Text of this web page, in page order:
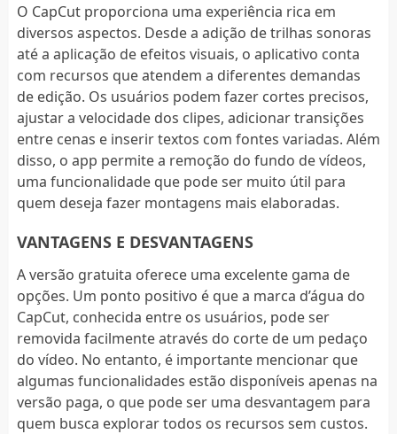
O CapCut proporciona uma experiência rica em
diversos aspectos. Desde a adição de trilhas sonoras
até a aplicação de efeitos visuais, o aplicativo conta
com recursos que atendem a diferentes demandas
de edição. Os usuários podem fazer cortes precisos,
ajustar a velocidade dos clipes, adicionar transições
entre cenas e inserir textos com fontes variadas. Além
disso, o app permite a remoção do fundo de vídeos,
uma funcionalidade que pode ser muito útil para
quem deseja fazer montagens mais elaboradas.
VANTAGENS E DESVANTAGENS
A versão gratuita oferece uma excelente gama de
opções. Um ponto positivo é que a marca d’água do
CapCut, conhecida entre os usuários, pode ser
removida facilmente através do corte de um pedaço
do vídeo. No entanto, é importante mencionar que
algumas funcionalidades estão disponíveis apenas na
versão paga, o que pode ser uma desvantagem para
quem busca explorar todos os recursos sem custos.